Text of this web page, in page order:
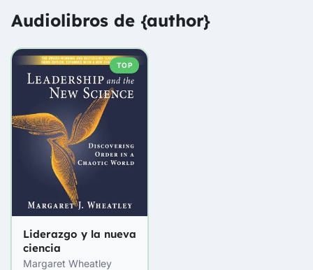
Audiolibros de {author}
TOP
Liderazgo y la nueva
ciencia
Margaret Wheatley